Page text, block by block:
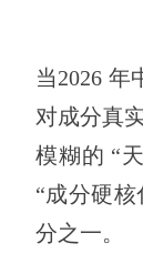
当2026
对成分真
模糊的 “
“成分硬
分之一。